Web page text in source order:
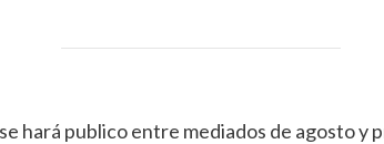
hará publico entre mediados de agosto y